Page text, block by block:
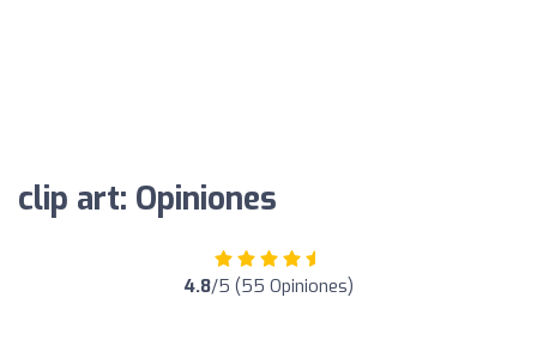
clip art: Opiniones
4.8/5 (55 Opiniones)